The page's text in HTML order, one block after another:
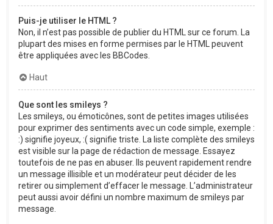
Puis-je utiliser le HTML ?
Non, il n’est pas possible de publier du HTML sur ce forum. La
plupart des mises en forme permises par le HTML peuvent
être appliquées avec les BBCodes.
Haut
Que sont les smileys ?
Les smileys, ou émoticônes, sont de petites images utilisées
pour exprimer des sentiments avec un code simple, exemple :
:) signifie joyeux, :( signifie triste. La liste complète des smileys
est visible sur la page de rédaction de message. Essayez
toutefois de ne pas en abuser. Ils peuvent rapidement rendre
un message illisible et un modérateur peut décider de les
retirer ou simplement d’effacer le message. L’administrateur
peut aussi avoir défini un nombre maximum de smileys par
message.